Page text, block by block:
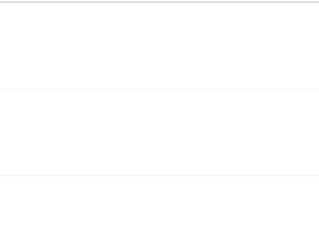
跳ね上げ式アームレスト 3Dヘッドレスト ハンガー付き 高反発クッ